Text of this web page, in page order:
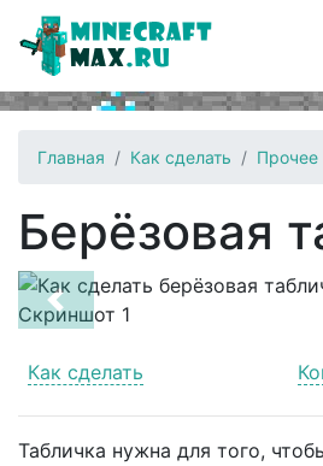
Главная Как сделать Прочее
Берёзовая
Previous
Как сделать
Табличка нужна для того,